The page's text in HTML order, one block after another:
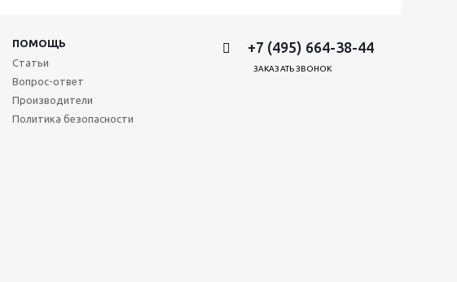
ПОМОЩЬ
Статьи
Вопрос-ответ
Производители
Политика безопасности
+7 (495) 664-38-44
ЗАКАЗАТЬ ЗВОНОК